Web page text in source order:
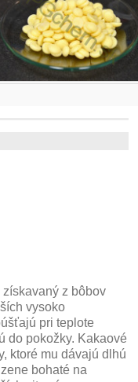
z bôbov
vysoko
pri teplote
do pokožky. Kakaové
ktoré mu dávajú dlhú
bohaté na